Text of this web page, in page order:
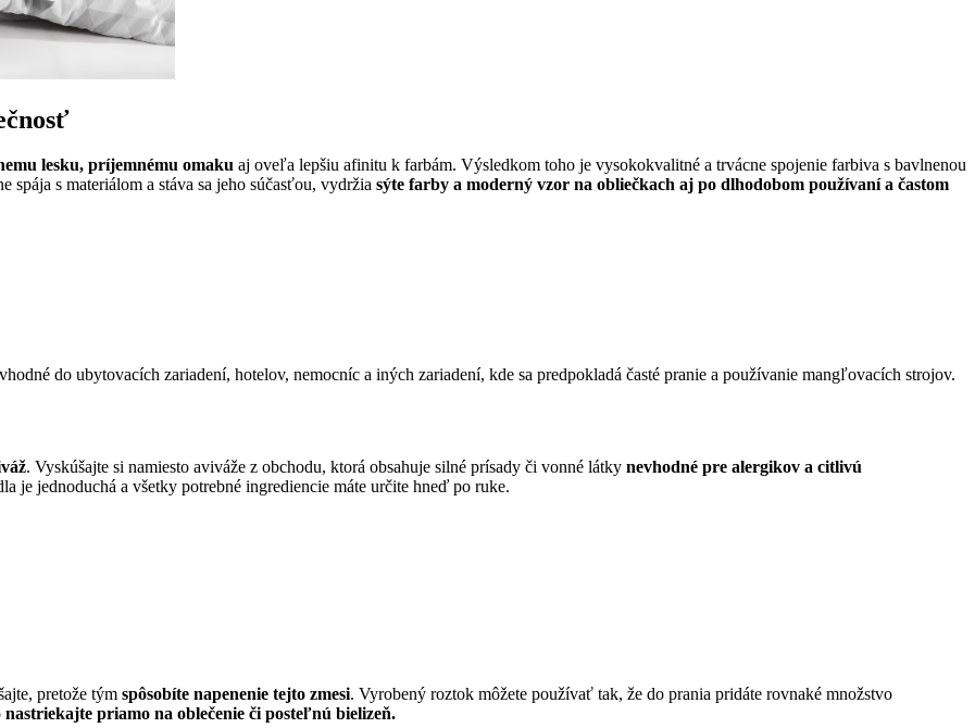
lesku, príjemnému omaku aj oveľa lepšiu afinitu k farbám. Výsledkom toho je vysokokvalitné a trvácne spojenie farbiva s bavlnenou
s materiálom a stáva sa jeho súčasťou, vydržia sýte farby a moderný vzor na obliečkach aj po dlhodobom používaní a častom
do ubytovacích zariadení, hotelov, nemocníc a iných zariadení, kde sa predpokladá časté pranie a používanie mangľovacích strojov.
. Vyskúšajte si namiesto aviváže z obchodu, ktorá obsahuje silné prísady či vonné látky nevhodné pre alergikov a citlivú
je jednoduchá a všetky potrebné ingrediencie máte určite hneď po ruke.
pretože tým spôsobíte napenenie tejto zmesi. Vyrobený roztok môžete používať tak, že do prania pridáte rovnaké množstvo
nastriekajte priamo na oblečenie či posteľnú bielizeň.